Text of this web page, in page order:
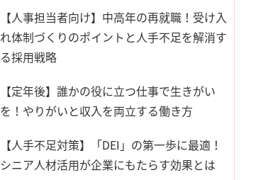
【人事担当者向け】中高年の再就職！受け入
れ体制づくりのポイントと人手不足を解消す
る採用戦略
【定年後】誰かの役に立つ仕事で生きがい
を！やりがいと収入を両立する働き方
【人手不足対策】「DEI」の第一歩に最適！
シニア人材活用が企業にもたらす効果とは